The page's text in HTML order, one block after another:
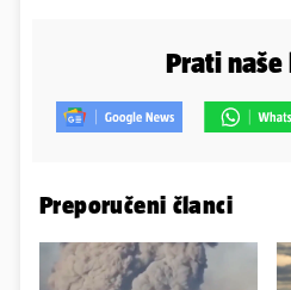
Prati naše
Preporučeni članci